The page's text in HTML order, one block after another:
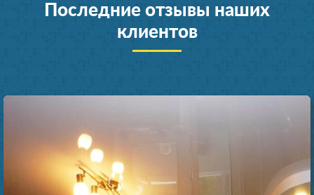
Последние отзывы наших
клиентов